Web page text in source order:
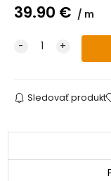
39.90 € m
Sledovať produkt